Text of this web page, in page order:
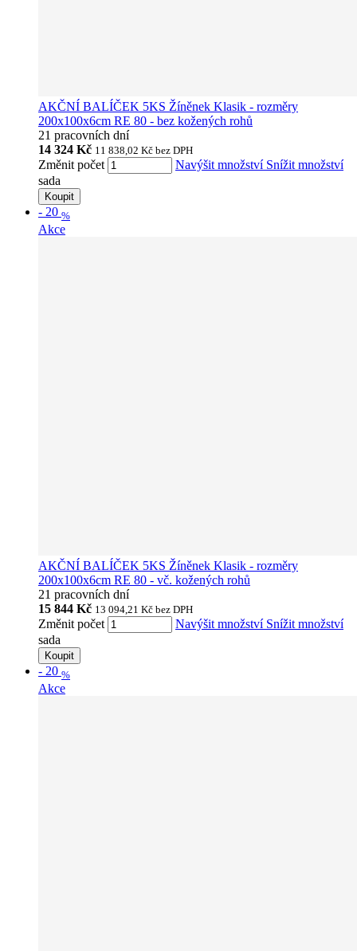
AKČNÍ BALÍČEK 5KS Žíněnek Klasik - rozměry
200x100x6cm RE 80 - bez kožených rohů
21 pracovních dní
14 324 Kč 11 838,02 Kč bez DPH
Změnit počet Navýšit množství Snížit množství
sada
Koupit
- 20 %
Akce
AKČNÍ BALÍČEK 5KS Žíněnek Klasik - rozměry
200x100x6cm RE 80 - vč. kožených rohů
21 pracovních dní
15 844 Kč 13 094,21 Kč bez DPH
Změnit počet Navýšit množství Snížit množství
sada
Koupit
- 20 %
Akce